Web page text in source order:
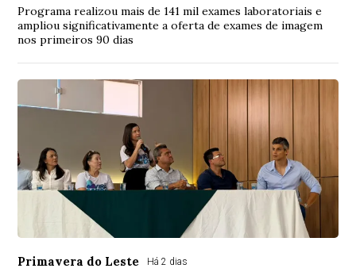
Programa realizou mais de 141 mil exames laboratoriais e
ampliou significativamente a oferta de exames de imagem
nos primeiros 90 dias
Primavera do Leste Há 2 dias